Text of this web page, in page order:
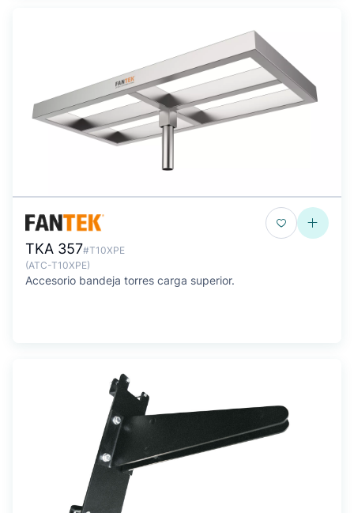
TKA 357#T10XPE
(ATC-T10XPE)
Accesorio bandeja torres carga superior.